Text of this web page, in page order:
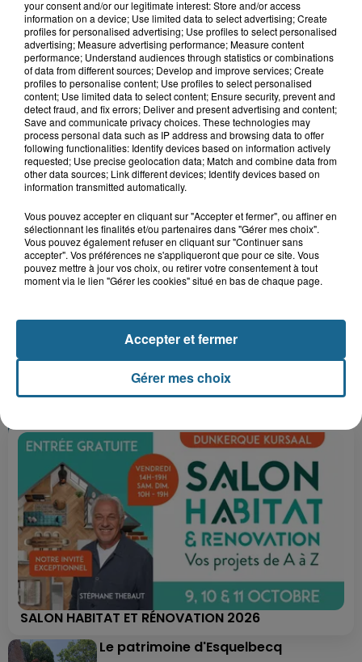
+ DE CADEAUX
Grand jeu de l'été : les cabines de plages
Gagnez vos entrées pour Dennlys
Parc
Gagnez vos entrées pour le parc
Bagatelle
Gagnez vos entrées pour Plopsaland
SALON HABITAT ET RÉNOVATION 2026
Le patrimoine d'Esquelbecq
your consent and/or our legitimate interest: Store and/or access
information on a device; Use limited data to select advertising; Create
profiles for personalised advertising; Use profiles to select personalised
advertising; Measure advertising performance; Measure content
performance; Understand audiences through statistics or combinations
of data from different sources; Develop and improve services; Create
profiles to personalise content; Use profiles to select personalised
content; Use limited data to select content; Ensure security, prevent and
detect fraud, and fix errors; Deliver and present advertising and content;
Save and communicate privacy choices. These technologies may
process personal data such as IP address and browsing data to offer
following functionalities: Identify devices based on information actively
requested; Use precise geolocation data; Match and combine data from
other data sources; Link different devices; Identify devices based on
information transmitted automatically.
Vous pouvez accepter en cliquant sur "Accepter et fermer", ou affiner en
sélectionnant les finalités et/ou partenaires dans "Gérer mes choix".
Vous pouvez également refuser en cliquant sur "Continuer sans
accepter". Vos préférences ne s'appliqueront que pour ce site. Vous
pouvez mettre à jour vos choix, ou retirer votre consentement à tout
moment via le lien "Gérer les cookies" situé en bas de chaque page.
Gérer mes choix
Accepter et fermer